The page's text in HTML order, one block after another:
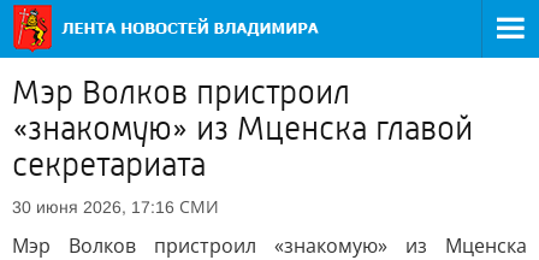
Мэр Волков пристроил
«знакомую» из Мценска главой
секретариата
30 июня 2026, 17:16 СМИ
Мэр Волков пристроил «знакомую» из Мценска